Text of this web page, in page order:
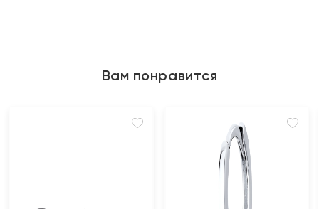
Вам понравится